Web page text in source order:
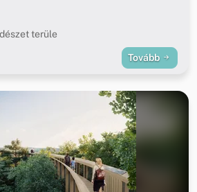
terüle
Tovább